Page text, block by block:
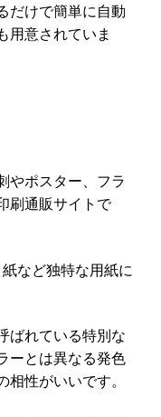
だけで簡単に自動
用意されていま
やポスター、フラ
刷通販サイトで
など独特な用紙に
ばれている特別な
ーとは異なる発色
性がいいです。